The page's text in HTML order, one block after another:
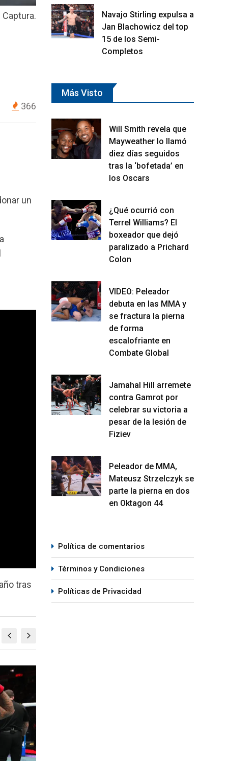
Captura.
366
un
tras
Navajo Stirling expulsa a
Jan Blachowicz del top
15 de los Semi-
Completos
Más Visto
Will Smith revela que
Mayweather lo llamó
diez días seguidos
tras la ‘bofetada’ en
los Oscars
¿Qué ocurrió con
Terrel Williams? El
boxeador que dejó
paralizado a Prichard
Colon
VIDEO: Peleador
debuta en las MMA y
se fractura la pierna
de forma
escalofriante en
Combate Global
Jamahal Hill arremete
contra Gamrot por
celebrar su victoria a
pesar de la lesión de
Fiziev
Peleador de MMA,
Mateusz Strzelczyk se
parte la pierna en dos
en Oktagon 44
Política de comentarios
Términos y Condiciones
Políticas de Privacidad